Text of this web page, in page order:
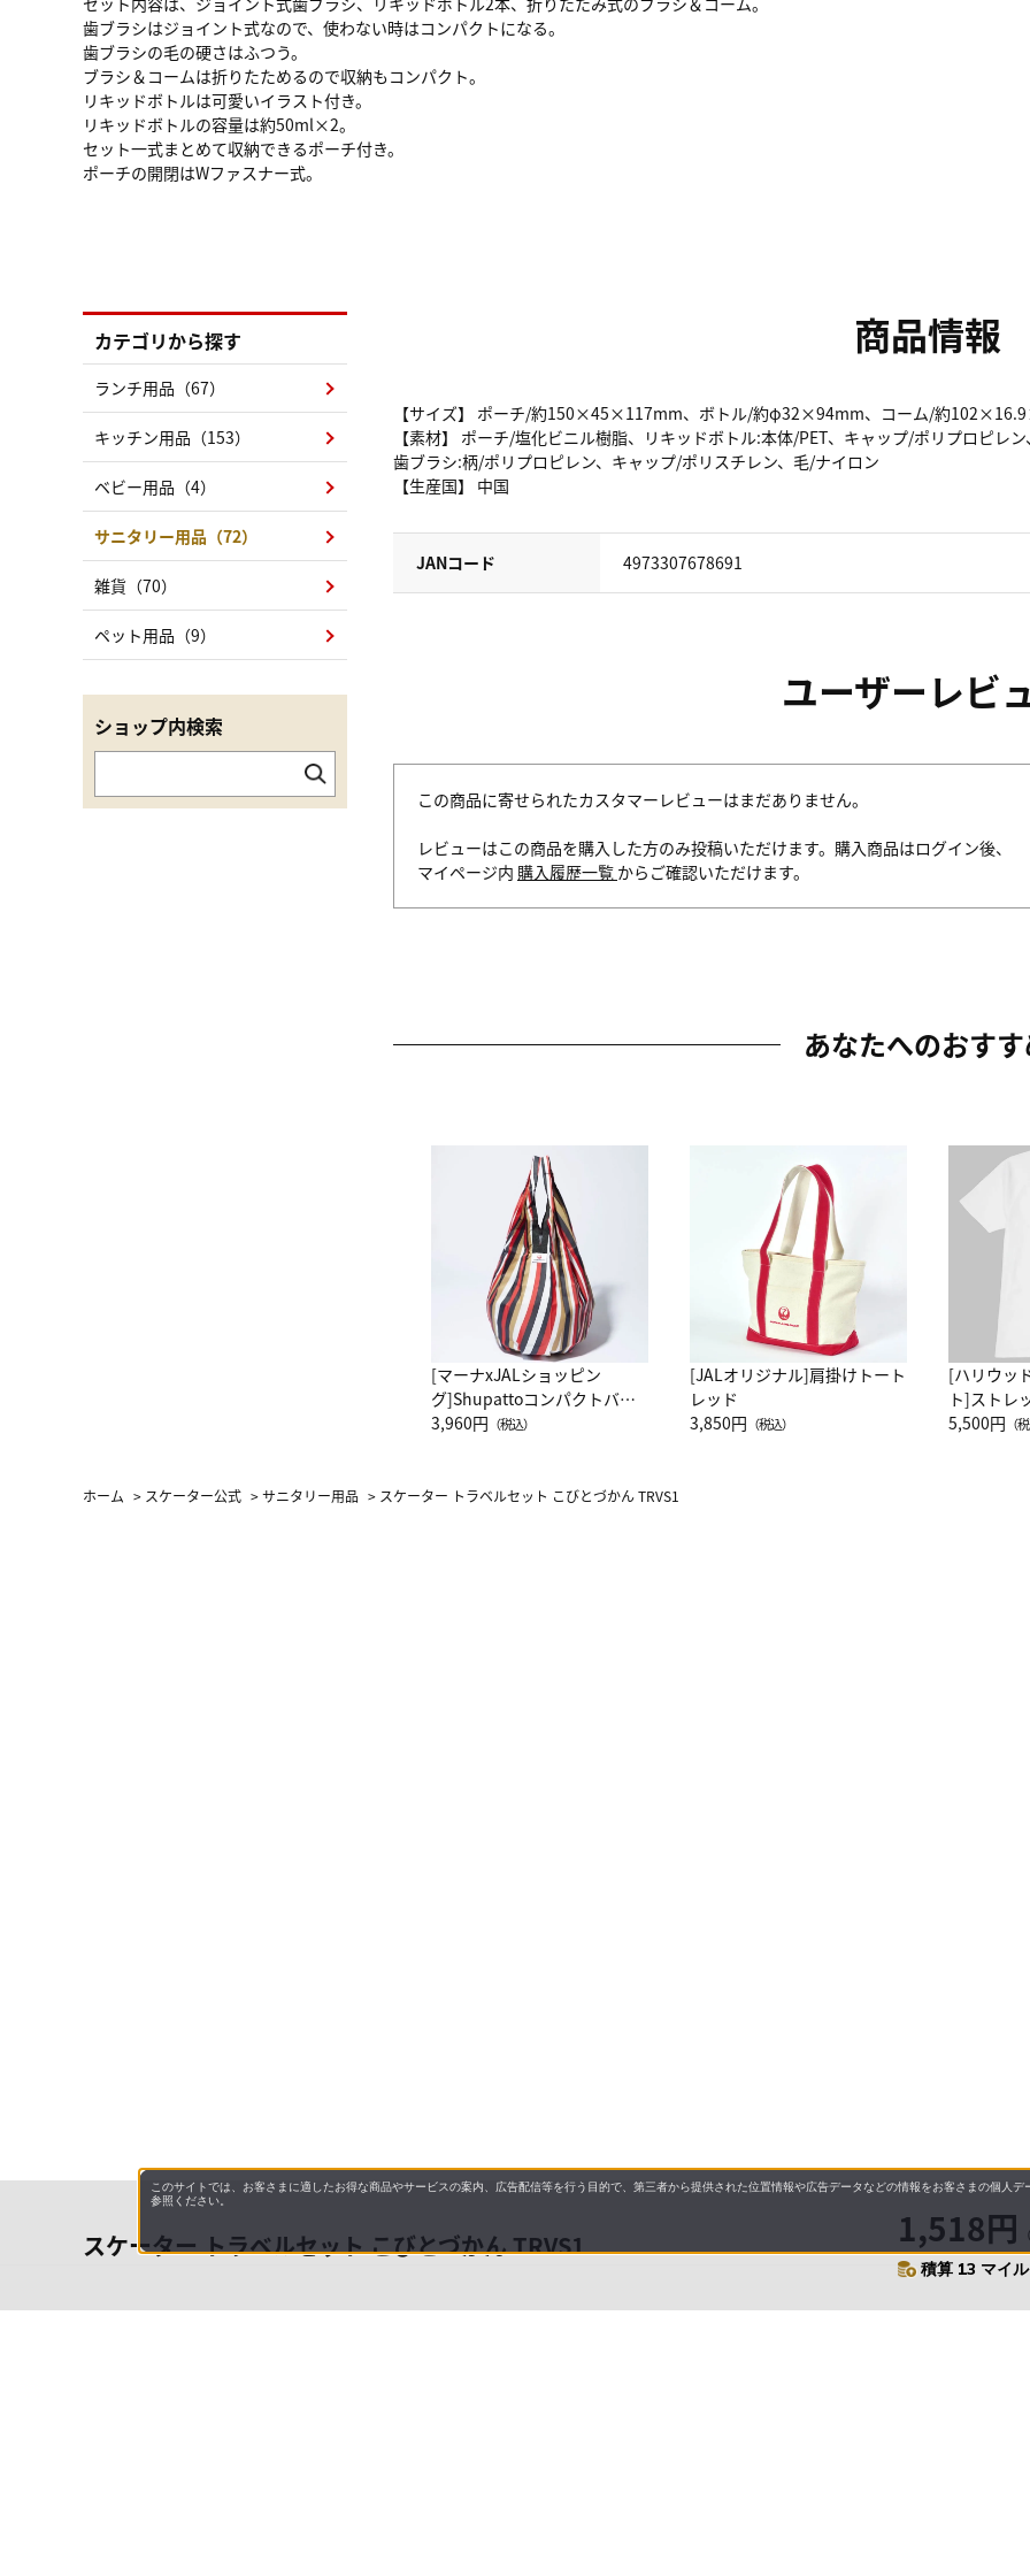
スケーター トラベルセット こびとづかん TRVS1 1,518円
積算 13 マイ
歯ブラシはジョイント式なので、使わない時はコンパクトになる。
歯ブラシの毛の硬さはふつう。
ブラシ＆コームは折りたためるので収納もコンパクト。
リキッドボトルは可愛いイラスト付き。
リキッドボトルの容量は約50ml×2。
セット一式まとめて収納できるポーチ付き。
ポーチの開閉はWファスナー式。
商品情報
【サイズ】 ポーチ/約150×45×117mm、ボトル/約φ32×94mm、コーム/約
【素材】 ポーチ/塩化ビニル樹脂、リキッドボトル:本体/PET、キャップ/ポリプロピレ
歯ブラシ:柄/ポリプロピレン、キャップ/ポリスチレン、毛/ナイロン
【生産国】 中国
JANコード 4973307678691
ユーザーレビ
この商品に寄せられたカスタマーレビューはまだありません。
レビューはこの商品を購入した方のみ投稿いただけます。購入商品はログイン後、
マイページ内 購入履歴一覧 からご確認いただけます。
あなたへのおす
[マーナxJALショッピン
グ]Shupattoコンパクトバッ
グ Drop JAL客室乗務員
3,960円 （税込）
[JALオリジナル]肩掛けトート
レッド
3,850円 （税込）
[ハリウッ
ト]ストレ
ーネック
5,500円 （
カテゴリから探す
ランチ用品（67）
キッチン用品（153）
ベビー用品（4）
サニタリー用品（72）
雑貨（70）
ペット用品（9）
ショップ内検索
ホーム > スケーター公式 >サニタリー用品 > スケーター トラベルセット こびとづかん TRVS1
このサイトでは、お客さまに適したお得な商品やサービスの案内、広告配信等を行う目的で、第三者から提供された位置情報や広告データなどの情報をお客さまの個人
参照ください。